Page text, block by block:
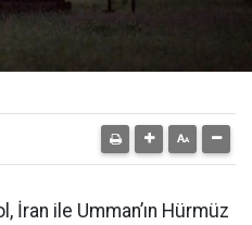
İran ile Umman’ın Hürmüz